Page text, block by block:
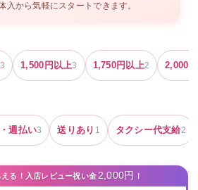
入から気軽にスタートできます。
3 1,500 円以上3 1,750円以上2 2,000
週払い3 送りあり 1 タクシー代支給2
る！入店レビュー祝い金2,000円 ！